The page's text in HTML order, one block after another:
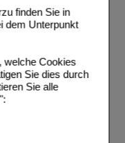
finden Sie in
dem Unterpunkt
welche Cookies
Sie dies durch
Sie alle